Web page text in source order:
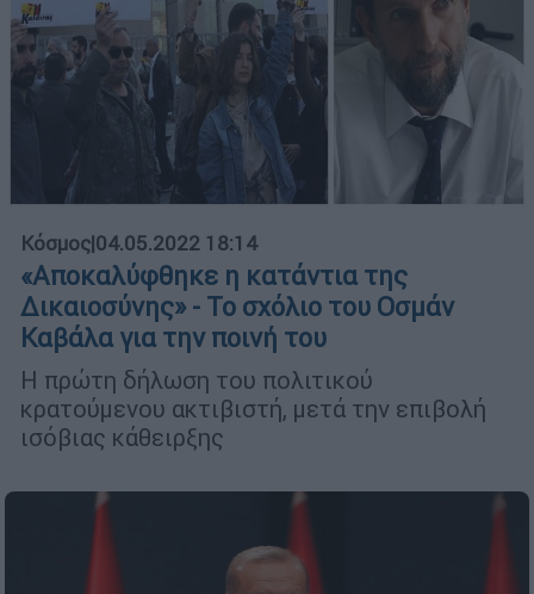
Κόσμος|04.05.2022 18:14
«Αποκαλύφθηκε η κατάντια της
Δικαιοσύνης» - Το σχόλιο του Οσμάν
Καβάλα για την ποινή του
Η πρώτη δήλωση του πολιτικού
κρατούμενου ακτιβιστή, μετά την επιβολή
ισόβιας κάθειρξης